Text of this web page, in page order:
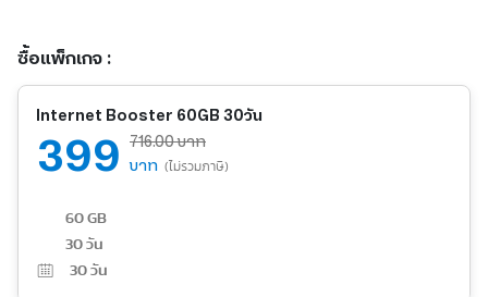
ซื้อแพ็กเกจ :
Internet Booster 60GB 30วัน
399 716.00 บาท
บาท (ไม่รวมภาษี)
60 GB
30 วัน
30 วัน